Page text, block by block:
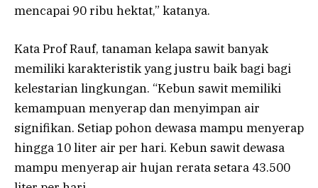
mencapai 90 ribu hektat,” katanya.
Kata Prof Rauf, tanaman kelapa sawit banyak
memiliki karakteristik yang justru baik bagi bagi
kelestarian lingkungan. “Kebun sawit memiliki
kemampuan menyerap dan menyimpan air
signifikan. Setiap pohon dewasa mampu menyerap
hingga 10 liter air per hari. Kebun sawit dewasa
mampu menyerap air hujan rerata setara 43.500